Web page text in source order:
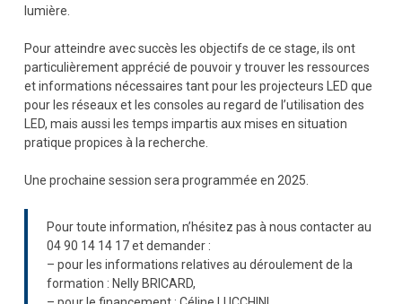
lumière.
Pour atteindre avec succès les objectifs de ce stage, ils ont
particulièrement apprécié de pouvoir y trouver les ressources
et informations nécessaires tant pour les projecteurs LED que
pour les réseaux et les consoles au regard de l’utilisation des
LED, mais aussi les temps impartis aux mises en situation
pratique propices à la recherche.
Une prochaine session sera programmée en 2025.
Pour toute information, n’hésitez pas à nous contacter au
04 90 14 14 17 et demander :
– pour les informations relatives au déroulement de la
formation : Nelly BRICARD,